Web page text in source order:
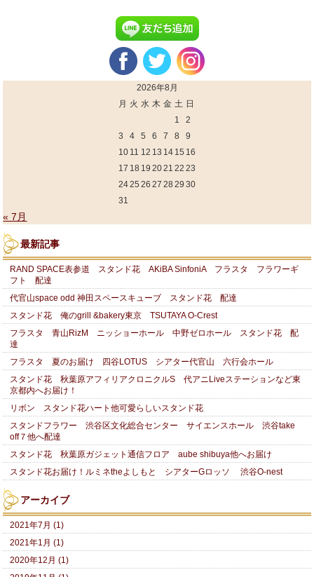
2026年8月
月 火 水 木 金 土 日
1
2
3
4 5 6 7 8
9
10 11 12 13 14 15 16
17 18 19 2021 22 23
2425 26 27 28 29 30
31
« 7月
最新記事
RAND SPACE表参道 スタンド花 AKiBA SinfoniA フラスタ フラワーギ
フト 配達
代官山space odd 神田スペースキューブ スタンド花 配達
スタンド花 俺のgrill &bakery東京 TSUTAYA O-Crest
フラスタ 青山RizM ニッショーホール 中野ゼロホール スタンド花 配
達
フラスタ 夏のお届け 四谷LOTUS シアター代官山 六行会ホール
スタンド花 秋葉原アフィリアクロニクルS 代アニLiveステーションなど東
京都内へお届け！
リボン スタンド花ハート他可愛らしいスタンド花
スタンドフラワー 渋谷区文化総合センター サイエンスホール 渋谷take
off７他へ配達
スタンド花 秋葉原ガジェット通信フロア aube shibuya他へお届け
スタンド花お届け！ルミネtheよしもと シアターGロッソ 渋谷O-nest
アーカイブ
2021年7月 (1)
2021年1月 (1)
2020年12月 (1)